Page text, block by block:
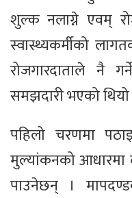
शुल्क नलाग्ने एवम्
स्वास्थ्यकर्मीको
रोजगारदाताले नै
समझदारी भएको थियो
पहिलो चरणमा
मुल्यांकनको आधारमा
पाउनेछन् ।